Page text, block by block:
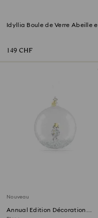
Idyllia Boule de Verre Abeille et
149 CHF
Nouveau
Annual Edition Décoration